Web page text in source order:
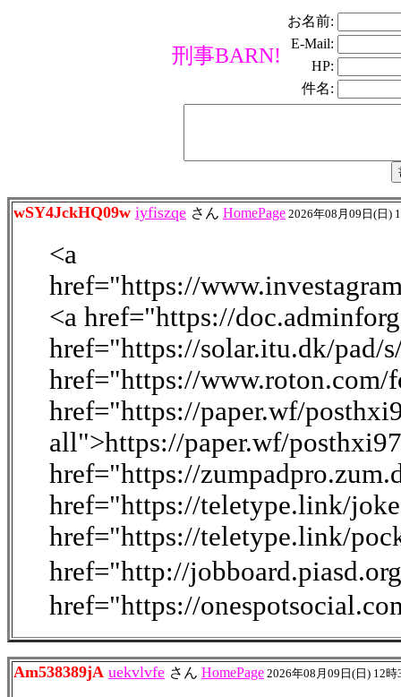
刑事BARN!
お名前:
E-Mail:
HP:
件名:
wSY4JckHQ09w iyfiszqe さん HomePage 2026年08月09日(日)
<a
href="https://
<a href="https://
href="https://solar.itu.dk/pad/
href="https://www.roton.com/
href="https://paper.wf/
all">https://paper.wf/
href="https://
href="https://teletype.link/
href="https://teletype.link/
href="http://
href="https://
Am538389jA uekvlvfe さん HomePage 2026年08月09日(日) 12時